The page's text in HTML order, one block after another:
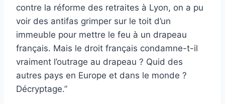
contre la réforme des retraites à Lyon, on a pu
voir des antifas grimper sur le toit d’un
immeuble pour mettre le feu à un drapeau
français. Mais le droit français condamne-t-il
vraiment l’outrage au drapeau ? Quid des
autres pays en Europe et dans le monde ?
Décryptage.”